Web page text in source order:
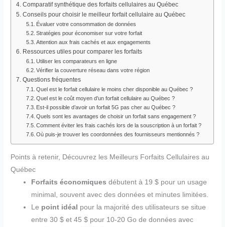
Comparatif synthétique des forfaits cellulaires au Québec
Conseils pour choisir le meilleur forfait cellulaire au Québec
Évaluer votre consommation de données
Stratégies pour économiser sur votre forfait
Attention aux frais cachés et aux engagements
Ressources utiles pour comparer les forfaits
Utiliser les comparateurs en ligne
Vérifier la couverture réseau dans votre région
Questions fréquentes
Quel est le forfait cellulaire le moins cher disponible au Québec ?
Quel est le coût moyen d’un forfait cellulaire au Québec ?
Est-il possible d’avoir un forfait 5G pas cher au Québec ?
Quels sont les avantages de choisir un forfait sans engagement ?
Comment éviter les frais cachés lors de la souscription à un forfait ?
Où puis-je trouver les coordonnées des fournisseurs mentionnés ?
Points à retenir, Découvrez les Meilleurs Forfaits Cellulaires au
Québec
Forfaits économiques débutent à 19 $ pour un usage
minimal, souvent avec des données et minutes limitées.
Le point idéal pour la majorité des utilisateurs se situe
entre 30 $ et 45 $ pour 10-20 Go de données avec